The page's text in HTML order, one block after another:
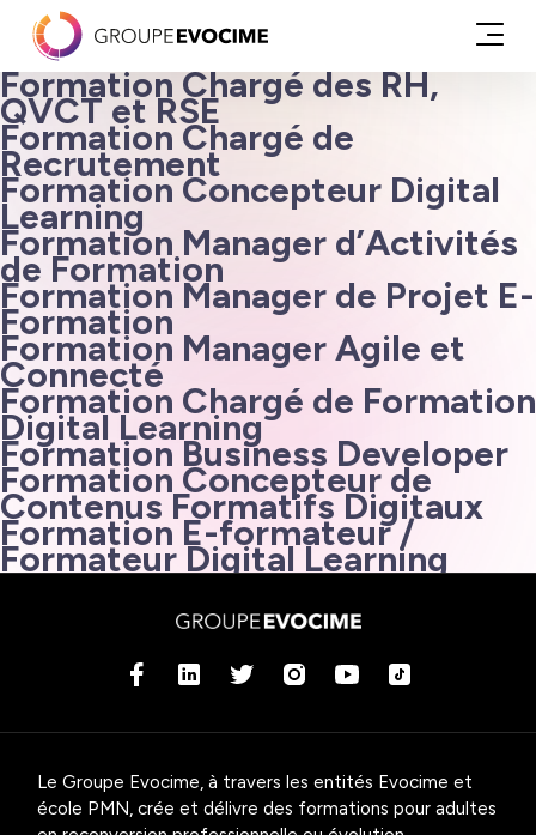
Formation Chargé des RH,
QVCT et RSE
Formation Chargé de
Recrutement
Formation Concepteur Digital
Learning
Formation Manager d’Activités
de Formation
Formation Manager de Projet E-
Formation
Formation Manager Agile et
Connecté
Formation Chargé de Formation
Digital Learning
Formation Business Developer
Formation Concepteur de
Contenus Formatifs Digitaux
Formation E-formateur /
Formateur Digital Learning
Le Groupe Evocime, à travers les entités Evocime et
école PMN, crée et délivre des formations pour adultes